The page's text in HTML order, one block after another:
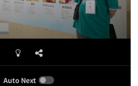
Auto Next